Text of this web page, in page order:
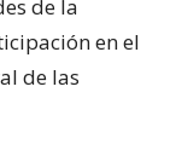
de la
en el
de las